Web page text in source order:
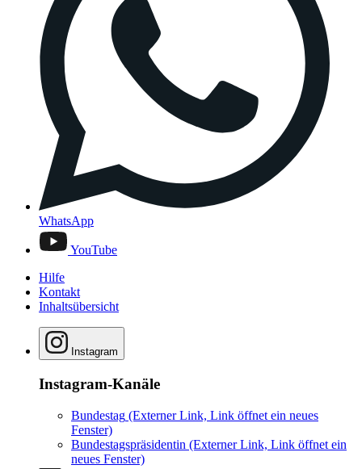
WhatsApp
YouTube
Hilfe
Kontakt
Inhaltsübersicht
Instagram
Instagram-Kanäle
Bundestag (Externer Link, Link öffnet ein neues
Fenster)
Bundestagspräsidentin (Externer Link, Link öffnet ein
neues Fenster)